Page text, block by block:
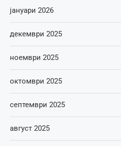
јануари 2026
декември 2025
ноември 2025
октомври 2025
септември 2025
август 2025